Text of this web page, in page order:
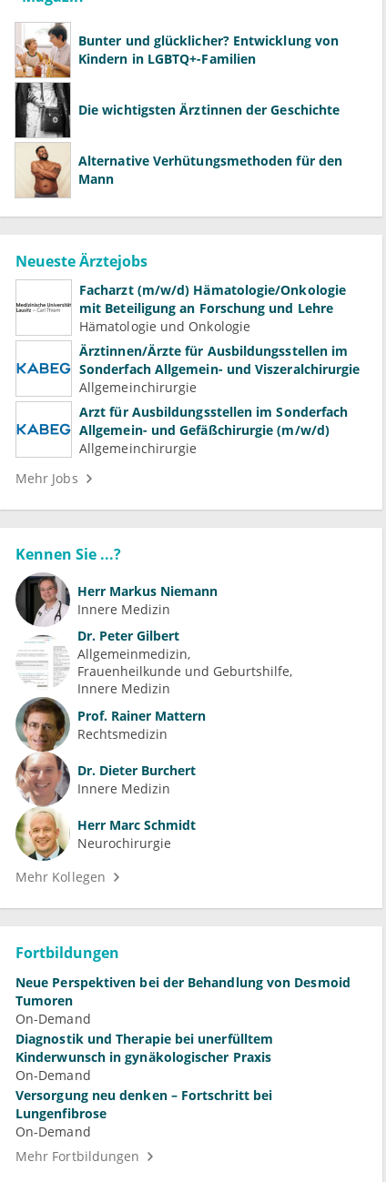
Bunter und glücklicher? Entwicklung von
Kindern in LGBTQ+-Familien
Die wichtigsten Ärztinnen der Geschichte
Alternative Verhütungsmethoden für den
Mann
Neueste Ärztejobs
Facharzt (m/w/d) Hämatologie/Onkologie
mit Beteiligung an Forschung und Lehre
Hämatologie und Onkologie
Ärztinnen/Ärzte für Ausbildungsstellen im
Sonderfach Allgemein- und Viszeralchirurgie
Allgemeinchirurgie
Arzt für Ausbildungsstellen im Sonderfach
Allgemein- und Gefäßchirurgie (m/w/d)
Allgemeinchirurgie
Mehr Jobs
Kennen Sie ...?
Herr Markus Niemann
Innere Medizin
Dr. Peter Gilbert
Allgemeinmedizin
Frauenheilkunde und Geburtshilfe
Innere Medizin
Prof. Rainer Mattern
Rechtsmedizin
Dr. Dieter Burchert
Innere Medizin
Herr Marc Schmidt
Neurochirurgie
Mehr Kollegen
Fortbildungen
Neue Perspektiven bei der Behandlung von Desmoid
Tumoren
On-Demand
Diagnostik und Therapie bei unerfülltem
Kinderwunsch in gynäkologischer Praxis
On-Demand
Versorgung neu denken – Fortschritt bei
Lungenfibrose
On-Demand
Mehr Fortbildungen